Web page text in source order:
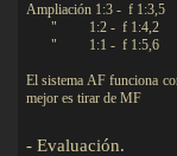
Ampliación 1:3 - f 1:3,5
" 1:2 - f 1:4,2
" 1:1 - f 1:5,6
El sistema AF funciona
mejor es tirar de MF
- Evaluación.